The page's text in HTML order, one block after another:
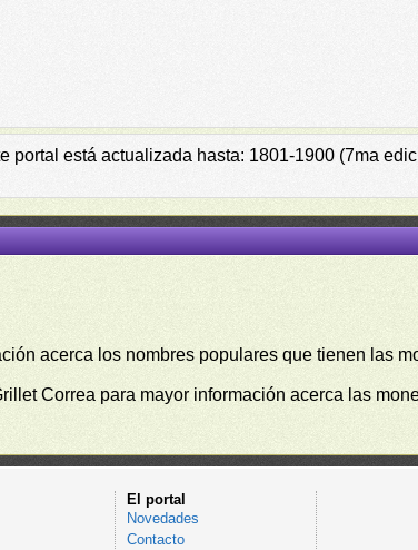
está actualizada hasta: 1801-1900 (7ma
acerca los nombres populares que tienen las
Correa para mayor información acerca las
El portal
Novedades
Contacto